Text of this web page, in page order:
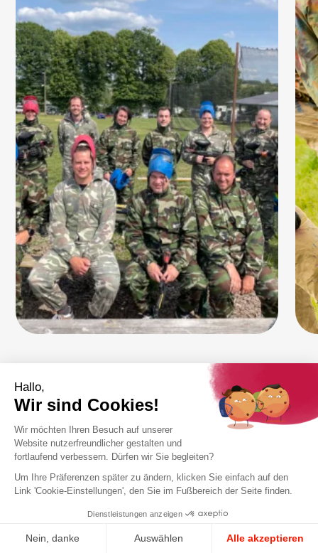
Auf der Suche nach einem
neuen Job?
Werde Teil einer motivierten Mannschaft, in der